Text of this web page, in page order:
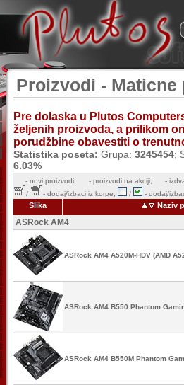
Proizvodi - Maticne
Pre dolaska u Plutos
željenih proizvoda, a prilikom
porudžbine obavestiti o
Statistika poseta: Grupa: 3245454;
6.03%
- novi proizvodi; - proizvodi na akciji;
-
/
- dodaj/izbaci iz korpe; / - dodaj/
Slika Naziv
ASRock AM4
ASRock AM4 A520M-HDV (AMD
ASRock AM4 B550 Phantom
ASRock AM4 B550M Phantom